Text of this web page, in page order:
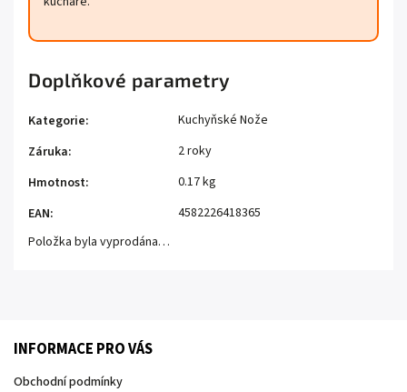
Doplňkové parametry
Kategorie:
Kuchyňské Nože
Záruka:
2 roky
Hmotnost:
0.17 kg
EAN:
4582226418365
Položka byla vyprodána…
INFORMACE PRO VÁS
Obchodní podmínky